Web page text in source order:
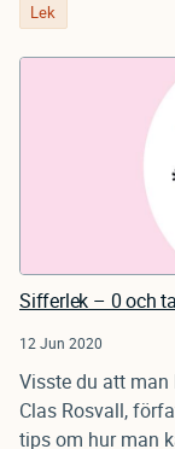
Lek
Sifferlek – 0 och
12 Jun 2020
Visste du att man
Clas Rosvall,
tips om hur man